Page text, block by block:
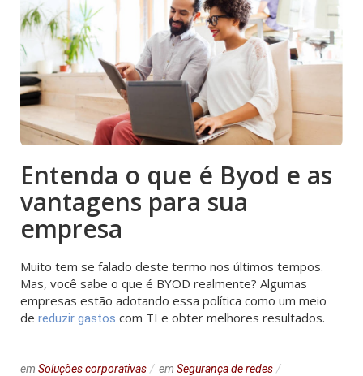
Entenda o que é Byod e as
vantagens para sua
empresa
Muito tem se falado deste termo nos últimos tempos.
Mas, você sabe o que é BYOD realmente? Algumas
empresas estão adotando essa política como um meio
de reduzir gastos com TI e obter melhores resultados.
em Soluções corporativas em Segurança de redes